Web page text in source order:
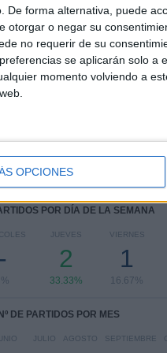
De forma alternativa, puede
otorgar o negar su
no requerir de su
se aplicarán solo a
momento volviendo a
OPCIONES
RANKING POR
AFC Copa Asia Femenina
POR DÍA DE LA SEMANA
-
JUEVES
2
33.33%
VIERNES
1
16.67%
Nº DE PARTIDOS POR MES
JULIO AGOSTO SEPTIEMBRE